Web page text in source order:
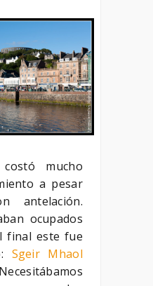
mucho
a pesar
antelación.
ocupados
final este fue
Sgeir Mhaol